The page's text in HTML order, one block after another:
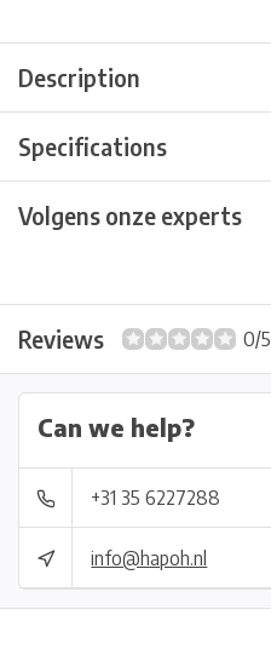
Description
Specifications
Volgens onze experts
Reviews 0/5
Can we help?
+31 35 6227288
info@hapoh.nl